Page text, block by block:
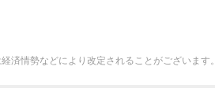
済情勢などにより改定されることがございます。